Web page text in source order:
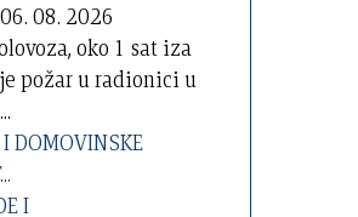
06. 08. 2026
oko 1 sat iza
požar u radionici u
DOMOVINSKE